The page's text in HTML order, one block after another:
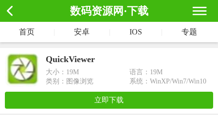
数码资源网·下载
首页 安卓 IOS 专题
QuickViewer
大小： 19M
语言：19M
类别：图像浏览
系统：WinXP/Win7/Win10
立即下载